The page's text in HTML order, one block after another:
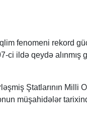
fenomeni rekord
ci ildə qeydə
Ştatlarının Milli
müşahidələr